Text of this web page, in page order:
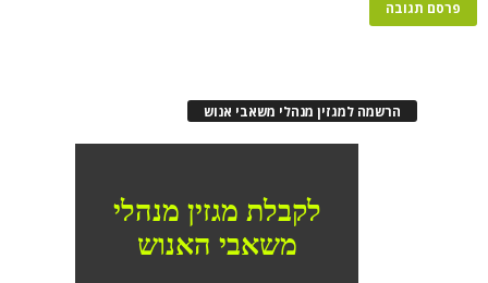
הרשמה למגזין מנהלי משאבי אנוש